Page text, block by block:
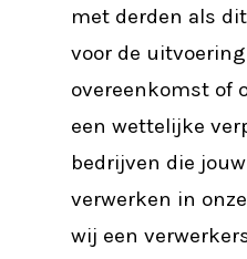
met derden als
voor de
overeenkomst of
een wettelijke
bedrijven die
verwerken in
wij een